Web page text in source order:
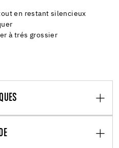
en restant silencieux
à trés grossier